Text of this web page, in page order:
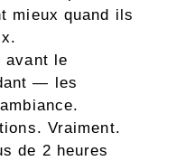
mieux quand ils
avant le
— les
Vraiment.
de 2 heures